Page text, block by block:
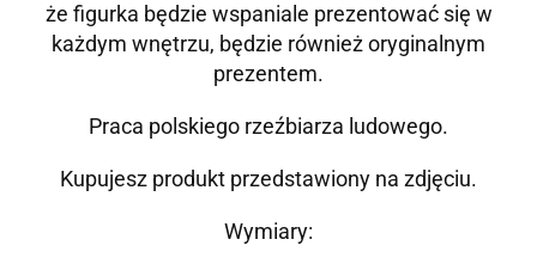
że figurka będzie wspaniale prezentować się w
każdym wnętrzu, będzie również oryginalnym
prezentem.
Praca polskiego rzeźbiarza ludowego.
Kupujesz produkt przedstawiony na zdjęciu.
Wymiary: